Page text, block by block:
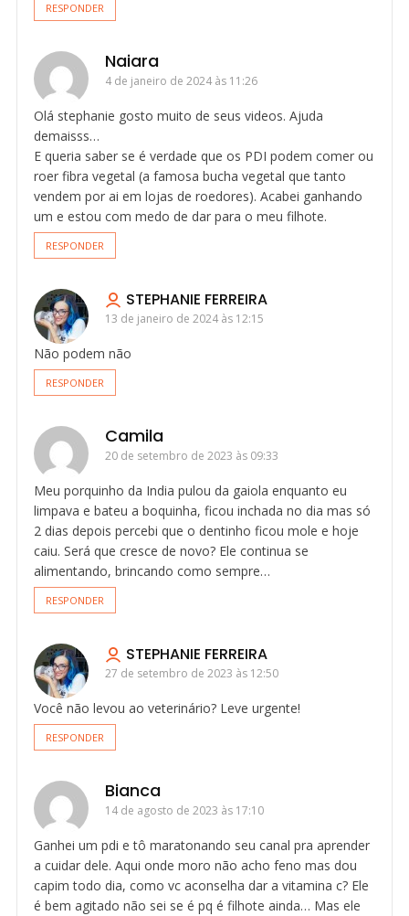
RESPONDER
Naiara
4 de janeiro de 2024 às 11:26
Olá stephanie gosto muito de seus videos. Ajuda
demaisss…
E queria saber se é verdade que os PDI podem comer ou
roer fibra vegetal (a famosa bucha vegetal que tanto
vendem por ai em lojas de roedores). Acabei ganhando
um e estou com medo de dar para o meu filhote.
RESPONDER
STEPHANIE FERREIRA
13 de janeiro de 2024 às 12:15
Não podem não
RESPONDER
Camila
20 de setembro de 2023 às 09:33
Meu porquinho da India pulou da gaiola enquanto eu
limpava e bateu a boquinha, ficou inchada no dia mas só
2 dias depois percebi que o dentinho ficou mole e hoje
caiu. Será que cresce de novo? Ele continua se
alimentando, brincando como sempre…
RESPONDER
STEPHANIE FERREIRA
27 de setembro de 2023 às 12:50
Você não levou ao veterinário? Leve urgente!
RESPONDER
Bianca
14 de agosto de 2023 às 17:10
Ganhei um pdi e tô maratonando seu canal pra aprender
a cuidar dele. Aqui onde moro não acho feno mas dou
capim todo dia, como vc aconselha dar a vitamina c? Ele
é bem agitado não sei se é pq é filhote ainda… Mas ele